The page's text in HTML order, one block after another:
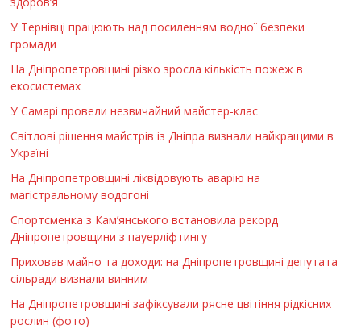
У Тернівці працюють над посиленням водної безпеки
громади
На Дніпропетровщині різко зросла кількість пожеж в
екосистемах
У Самарі провели незвичайний майстер-клас
Світлові рішення майстрів із Дніпра визнали найкращими в
Україні
На Дніпропетровщині ліквідовують аварію на
магістральному водогоні
Спортсменка з Кам’янського встановила рекорд
Дніпропетровщини з пауерліфтингу
Приховав майно та доходи: на Дніпропетровщині депутата
сільради визнали винним
На Дніпропетровщині зафіксували рясне цвітіння рідкісних
рослин (фото)